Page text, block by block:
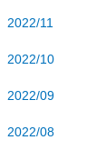
2022/11
2022/10
2022/09
2022/08